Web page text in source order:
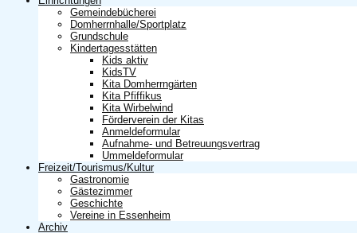
Gemeindebücherei
Domherrnhalle/Sportplatz
Grundschule
Kindertagesstätten
Kids aktiv
KidsTV
Kita Domherrngärten
Kita Pfiffikus
Kita Wirbelwind
Förderverein der Kitas
Anmeldeformular
Aufnahme- und Betreuungsvertrag
Ummeldeformular
Freizeit/Tourismus/Kultur
Gastronomie
Gästezimmer
Geschichte
Vereine in Essenheim
Archiv